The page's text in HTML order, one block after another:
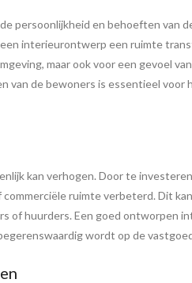
persoonlijkheid en behoeften van
interieurontwerp een ruimte
maar ook voor een gevoel
de bewoners is essentieel voor
kan verhogen. Door te
ruimte verbeterd. Dit
of huurders. Een goed ontworpen
wordt op de